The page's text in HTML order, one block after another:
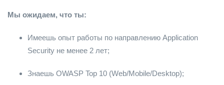
Мы ожидаем, что ты:
Имеешь опыт работы по направлению Application
Security не менее 2 лет;
Знаешь OWASP Top 10 (Web/Mobile/Desktop);